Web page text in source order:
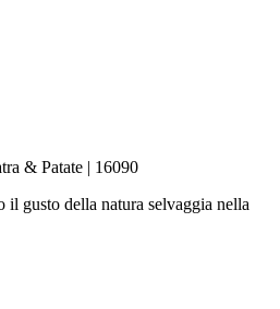
& Patate | 16090
il gusto della natura selvaggia nella